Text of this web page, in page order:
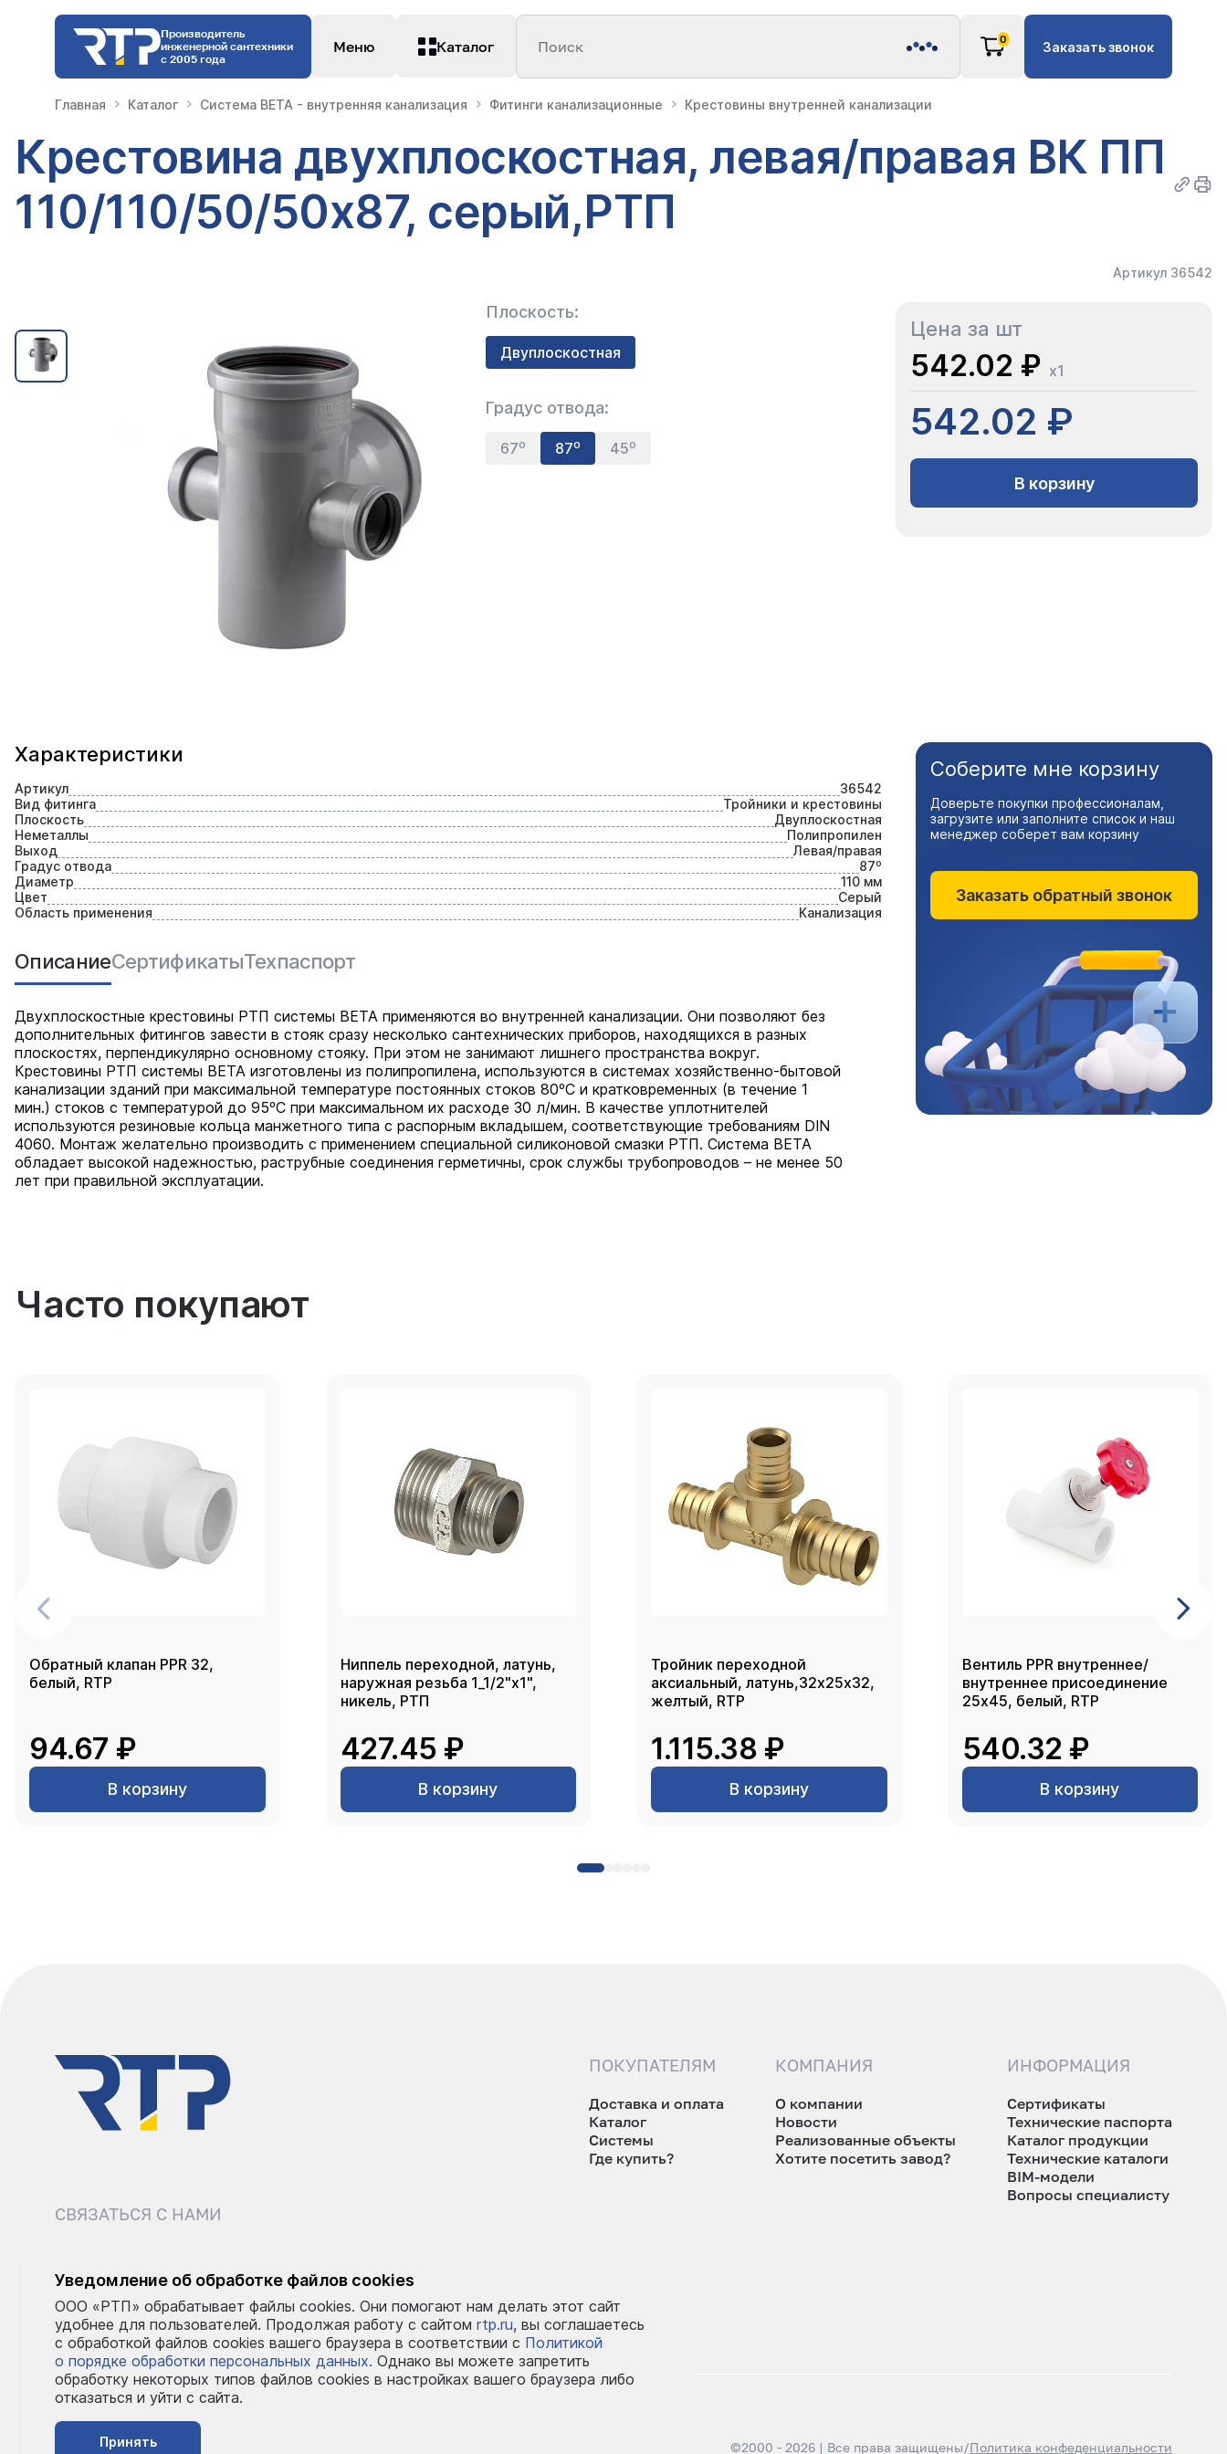
Производитель
инженерной сантехники
с 2005 года
Меню Каталог Поиск 0 Заказать звонок
Главная Каталог Система BETA - внутренняя канализация Фитинги канализационные Крестовины внутренней канализации
Крестовина двухплоскостная, левая/правая ВК ПП
110/110/50/50х87, серый,РТП
Артикул 36542
Плоскость:
Двуплоскостная
Градус отвода:
67⁰ 87⁰ 45⁰
Цена за шт
542.02 ₽ x1
542.02 ₽
В корзину
Характеристики
Артикул
36542
Вид фитинга
Тройники и крестовины
Плоскость
Двуплоскостная
Неметаллы
Полипропилен
Выход
Левая/правая
Градус отвода
87⁰
Диаметр
110 мм
Цвет
Серый
Область применения
Канализация
ОписаниеСертификатыТехпаспорт
Двухплоскостные крестовины РТП системы BETA применяются во внутренней канализации. Они позволяют без
дополнительных фитингов завести в стояк сразу несколько сантехнических приборов, находящихся в разных
плоскостях, перпендикулярно основному стояку. При этом не занимают лишнего пространства вокруг.
Крестовины РТП системы BETA изготовлены из полипропилена, используются в системах хозяйственно-бытовой
канализации зданий при максимальной температуре постоянных стоков 80ºС и кратковременных (в течение 1
мин.) стоков с температурой до 95ºС при максимальном их расходе 30 л/мин. В качестве уплотнителей
используются резиновые кольца манжетного типа с распорным вкладышем, соответствующие требованиям DIN
4060. Монтаж желательно производить с применением специальной силиконовой смазки РТП. Cистема BETA
обладает высокой надежностью, раструбные соединения герметичны, срок службы трубопроводов – не менее 50
лет при правильной эксплуатации.
Соберите мне корзину
Доверьте покупки профессионалам,
загрузите или заполните список и наш
менеджер соберет вам корзину
Заказать обратный звонок
Часто покупают
Обратный клапан PPR 32,
белый, RTP
94.67 ₽
В корзину
Ниппель переходной, латунь,
наружная резьба 1_1/2"х1",
никель, РТП
427.45 ₽
В корзину
Тройник переходной
аксиальный, латунь,32х25х32,
желтый, RTP
1.115.38 ₽
В корзину
Вентиль PPR внутреннее/
внутреннее присоединение
25х45, белый, RTP
540.32 ₽
В корзину
ПОКУПАТЕЛЯМ
Доставка и оплата
Каталог
Системы
Где купить?
КОМПАНИЯ
О компании
Новости
Реализованные объекты
Хотите посетить завод?
ИНФОРМАЦИЯ
Сертификаты
Технические паспорта
Каталог продукции
Технические каталоги
BIM-модели
Вопросы специалисту
СВЯЗАТЬСЯ С НАМИ
Пн–Пт: 9:00–18:00
©2000 - 2026 | Все права защищены/Политика конфеденциальности
Уведомление об обработке файлов cookies
ООО «РТП» обрабатывает файлы cookies. Они помогают нам делать этот сайт
удобнее для пользователей. Продолжая работу с сайтом rtp.ru, вы соглашаетесь
с обработкой файлов cookies вашего браузера в соответствии с Политикой
о порядке обработки персональных данных. Однако вы можете запретить
обработку некоторых типов файлов cookies в настройках вашего браузера либо
отказаться и уйти с сайта.
Принять